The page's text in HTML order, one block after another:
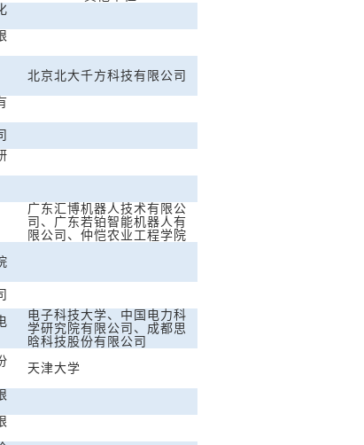
北京北大千方科技有限公司
广东汇博机器人技术有限公
司、广东若铂智能机器人有
限公司、仲恺农业工程学院
电子科技大学、中国电力科
学研究院有限公司、成都思
晗科技股份有限公司
天津大学